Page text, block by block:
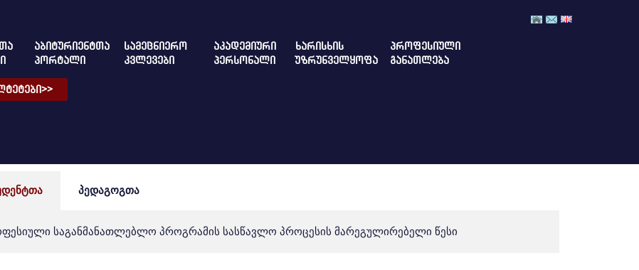
ᲐᲑᲘᲢᲣᲠᲘᲔᲜᲢᲗᲐ
ᲞᲝᲠᲢᲐᲚᲘ
ᲡᲐᲛᲔᲪᲜᲘᲔᲠᲝ
ᲙᲕᲚᲔᲕᲔᲑᲘ
ᲐᲙᲐᲓᲔᲛᲘᲣᲠᲘ
ᲞᲔᲠᲡᲝᲜᲐᲚᲘ
ᲮᲐᲠᲘᲡᲮᲘᲡ
ᲣᲖᲠᲣᲜᲕᲔᲚᲧᲝᲤᲐ
ᲞᲠᲝᲤᲔᲡᲘᲣᲚᲘ
ᲒᲐᲜᲐᲗᲚᲔᲑᲐ
პედაგოგთა
საგანმანათლებლო პროგრამის სასწავლო პროცესის მარეგულირებელი წესი